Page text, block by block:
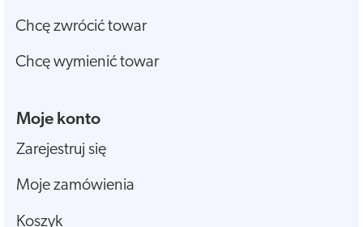
Chcę zwrócić towar
Chcę wymienić towar
Moje konto
Zarejestruj się
Moje zamówienia
Koszyk